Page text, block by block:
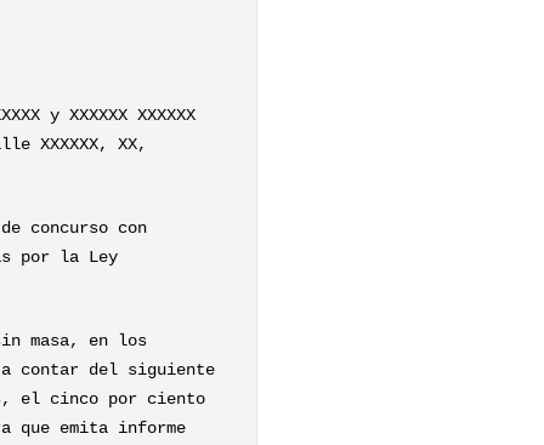
y XXXXXX XXXXXX
XXXXXX, XX,
concurso con
por la Ley
masa, en los
contar del siguiente
el cinco por ciento
que emita informe